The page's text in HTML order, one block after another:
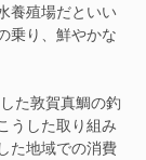
養殖場だといい
乗り、鮮やかな
た敦賀真鯛の釣
うした取り組み
た地域での消費